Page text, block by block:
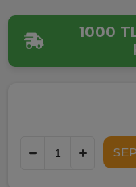
1000